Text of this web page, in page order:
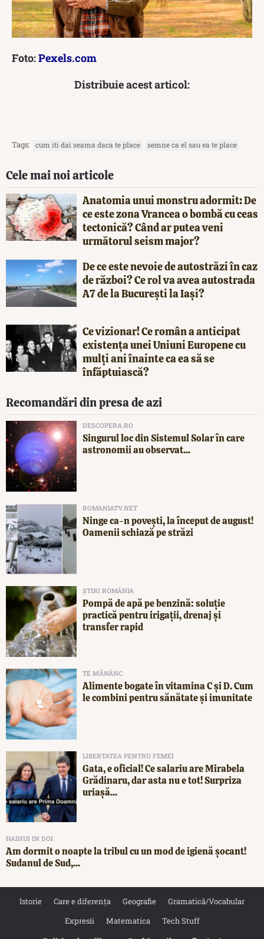
Foto:Pexels.com
Distribuie acest articol:
Tags: cum iti dai seama daca te place semne ca el sau ea te place
Cele mai noi articole
Anatomia unui monstru adormit: De
ce este zona Vrancea o bombă cu ceas
tectonică? Când ar putea veni
următorul seism major?
De ce este nevoie de autostrăzi în caz
de război? Ce rol va avea autostrada
A7 de la București la Iași?
Ce vizionar! Ce român a anticipat
existența unei Uniuni Europene cu
mulți ani înainte ca ea să se
înfăptuiască?
Recomandări din presa de azi
DESCOPERA.RO
Singurul loc din Sistemul Solar în care
astronomii au observat...
ROMANIATV.NET
Ninge ca-n povești, la început de august!
Oamenii schiază pe străzi
ȘTIRI ROMÂNIA
Pompă de apă pe benzină: soluție
practică pentru irigații, drenaj și
transfer rapid
TE MĂNÂNC
Alimente bogate în vitamina C și D. Cum
le combini pentru sănătate și imunitate
LIBERTATEA PENTRU FEMEI
Gata, e oficial! Ce salariu are Mirabela
Grădinaru, dar asta nu e tot! Surpriza
uriașă...
HAIHUI IN DOI
Am dormit o noapte la tribul cu un mod de igienă șocant!
Sudanul de Sud,...
Istorie Care e diferența Geografie
Gramatică/Vocabular
Expresii
Matematica Tech Stuff